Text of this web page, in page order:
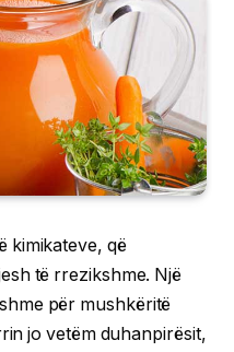
kimikateve, që
të rrezikshme. Një
për mushkëritë
jo vetëm duhanpirësit,